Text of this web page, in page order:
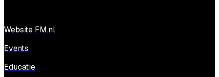
Website FM.nl
Events
Educatie